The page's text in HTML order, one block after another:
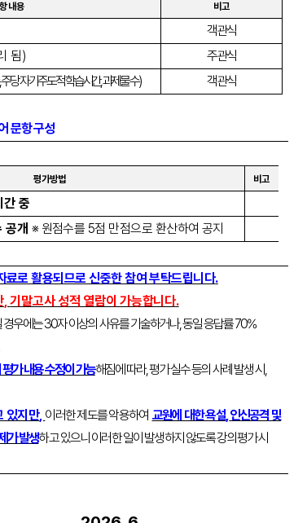
내용 비고
객관식
됨)
주관식
,주당 자기주도적 학습시간,과제물 수) 객관식
문항 구성
평가방법 비고
간 중
공개 ※ 원점수를 5점 만점으로 환산하여 공지
로 활용되므로 신중한 참여 부탁드립니다.
,기말고사 성적 열람이 가능합니다.
경우에는30자 이상의 사유를 기술하거나,동일 응답률70%
가 내용 수정이 가능해짐에 따라,평가 실수 등의 사례 발생 시,
있지만, 이러한 제도를 악용하여 교원에 대한 욕설,인신공격 및
가 발생하고 있으니 이러한 일이 발생하지 않도록 강의평가 시